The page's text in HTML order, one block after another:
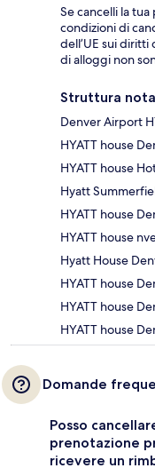
Se cancelli la
condizioni di
dell’UE sui
di alloggi non
Struttura
Denver Airport
HYATT house
HYATT house
Hyatt
HYATT house
HYATT house
Hyatt House
HYATT house
HYATT house
HYATT house
Domande
Posso
prenotazione
ricevere un